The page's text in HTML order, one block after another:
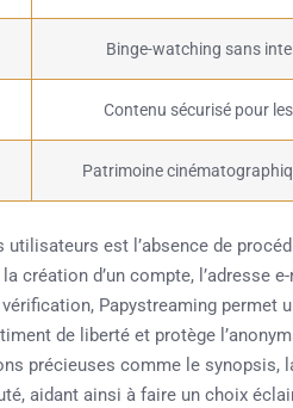
Binge-watching sans
Contenu sécurisé pour
Patrimoine
utilisateurs est l’absence de
création d’un compte, l’adresse
Papystreaming permet
de liberté et protège
précieuses comme le synopsis,
aidant ainsi à faire un choix